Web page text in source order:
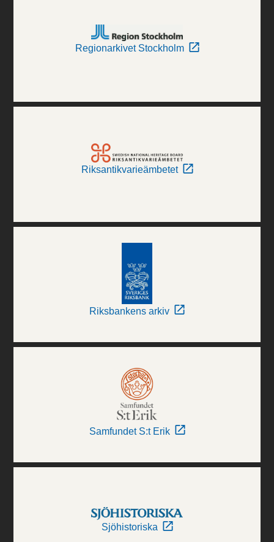
Regionarkivet Stockholm
Riksantikvarieämbetet
Riksbankens arkiv
Samfundet S:t Erik
Sjöhistoriska